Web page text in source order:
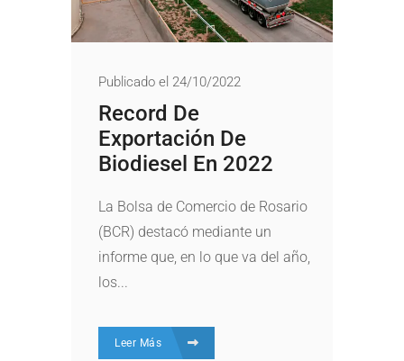
Publicado el 24/10/2022
Record De
Exportación De
Biodiesel En 2022
La Bolsa de Comercio de Rosario
(BCR) destacó mediante un
informe que, en lo que va del año,
los...
Leer Más